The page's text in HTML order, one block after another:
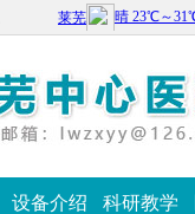
设备介绍 科研教学